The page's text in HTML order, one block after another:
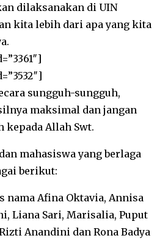
dilaksanakan di UIN
kita lebih dari apa yang kita
sungguh-sungguh,
maksimal dan jangan
kepada Allah Swt.
mahasiswa yang berlaga
berikut:
nama Afina Oktavia, Annisa
Liana Sari, Marisalia, Puput
Anandini dan Rona Badya